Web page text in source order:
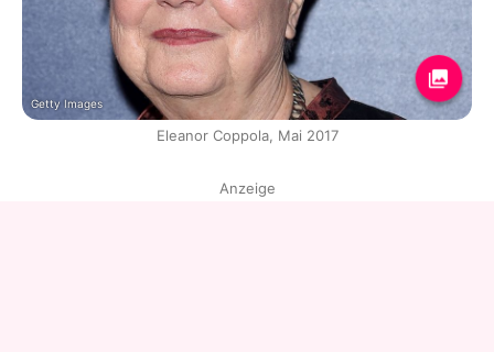
Getty Images
Eleanor Coppola, Mai 2017
Anzeige